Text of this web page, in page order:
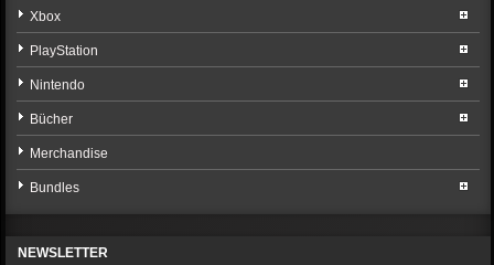
Xbox
PlayStation
Nintendo
Bücher
Merchandise
Bundles
NEWSLETTER